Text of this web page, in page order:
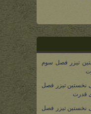
تیزر فصل سوم
نخستین تیزر فصل
قدرت
نخستین تیزر فصل